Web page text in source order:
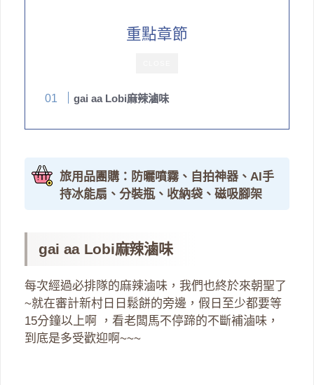
重點章節
gai aa Lobi麻辣滷味
旅用品團購：防曬噴霧、自拍神器、AI手
持冰能扇、分裝瓶、收納袋、磁吸腳架
gai aa Lobi麻辣滷味
每次經過必排隊的麻辣滷味，我們也終於來朝聖了
~就在審計新村日日鬆餅的旁邊，假日至少都要等
15分鐘以上啊 ，看老闆馬不停蹄的不斷補滷味，
到底是多受歡迎啊~~~